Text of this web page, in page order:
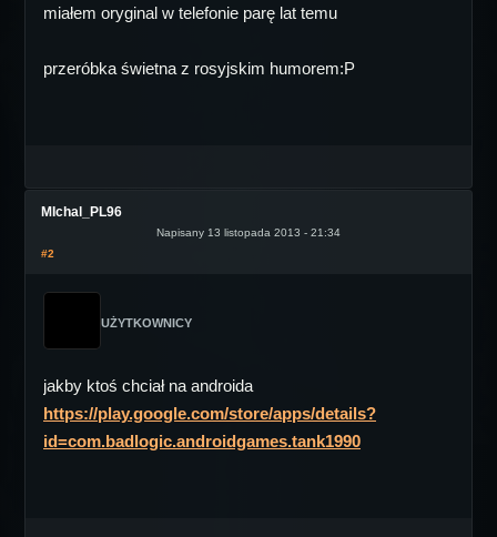
miałem oryginal w telefonie parę lat temu
przeróbka świetna z rosyjskim humorem:P
MIchal_PL96
Napisany 13 listopada 2013 - 21:34
#2
UŻYTKOWNICY
jakby ktoś chciał na androida
https://play.google.com/store/apps/details?
id=com.badlogic.androidgames.tank1990